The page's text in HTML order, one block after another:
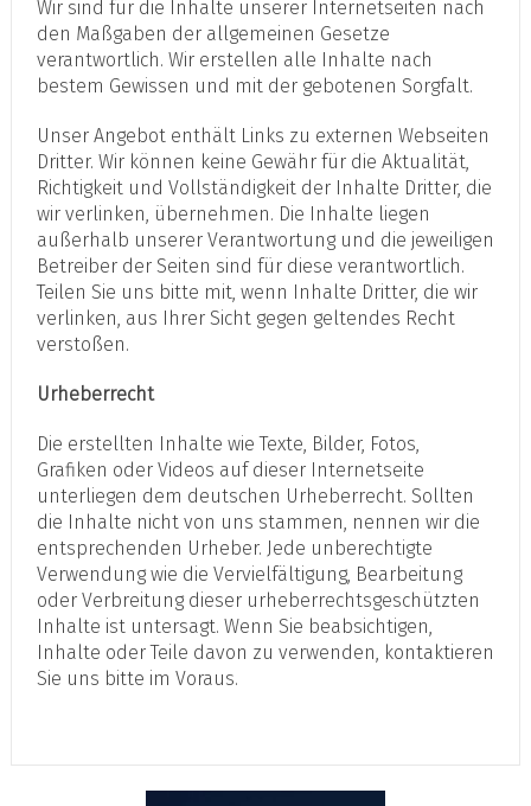
Wir sind für die Inhalte unserer Internetseiten nach
den Maßgaben der allgemeinen Gesetze
verantwortlich. Wir erstellen alle Inhalte nach
bestem Gewissen und mit der gebotenen Sorgfalt.
Unser Angebot enthält Links zu externen Webseiten
Dritter. Wir können keine Gewähr für die Aktualität,
Richtigkeit und Vollständigkeit der Inhalte Dritter, die
wir verlinken, übernehmen. Die Inhalte liegen
außerhalb unserer Verantwortung und die jeweiligen
Betreiber der Seiten sind für diese verantwortlich.
Teilen Sie uns bitte mit, wenn Inhalte Dritter, die wir
verlinken, aus Ihrer Sicht gegen geltendes Recht
verstoßen.
Urheberrecht
Die erstellten Inhalte wie Texte, Bilder, Fotos,
Grafiken oder Videos auf dieser Internetseite
unterliegen dem deutschen Urheberrecht. Sollten
die Inhalte nicht von uns stammen, nennen wir die
entsprechenden Urheber. Jede unberechtigte
Verwendung wie die Vervielfältigung, Bearbeitung
oder Verbreitung dieser urheberrechtsgeschützten
Inhalte ist untersagt. Wenn Sie beabsichtigen,
Inhalte oder Teile davon zu verwenden, kontaktieren
Sie uns bitte im Voraus.